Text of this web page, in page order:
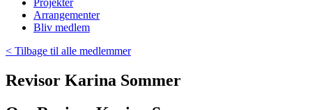
Projekter
Arrangementer
Bliv medlem
< Tilbage til alle medlemmer
Revisor Karina Sommer